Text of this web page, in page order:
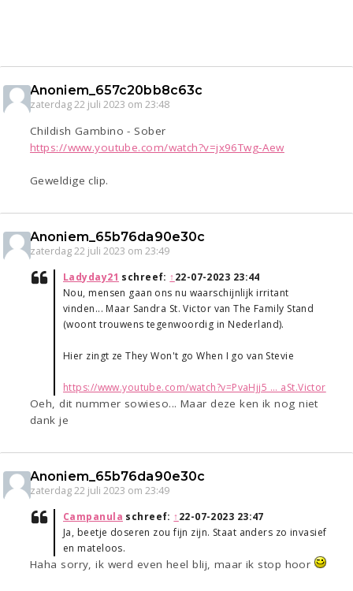
Anoniem_657c20bb8c63c
zaterdag 22 juli 2023 om 23:48
Childish Gambino - Sober
https://www.youtube.com/watch?v=jx96Twg-Aew
Geweldige clip.
Anoniem_65b76da90e30c
zaterdag 22 juli 2023 om 23:49
Ladyday21 schreef: ↑22-07-2023 23:44
Nou, mensen gaan ons nu waarschijnlijk irritant
vinden... Maar Sandra St. Victor van The Family Stand
(woont trouwens tegenwoordig in Nederland).
Hier zingt ze They Won't go When I go van Stevie
https://www.youtube.com/watch?v=PvaHjj5 ... aSt.Victor
Oeh, dit nummer sowieso... Maar deze ken ik nog niet
dank je
Anoniem_65b76da90e30c
zaterdag 22 juli 2023 om 23:49
Campanula schreef: ↑22-07-2023 23:47
Ja, beetje doseren zou fijn zijn. Staat anders zo invasief
en mateloos.
Haha sorry, ik werd even heel blij, maar ik stop hoor